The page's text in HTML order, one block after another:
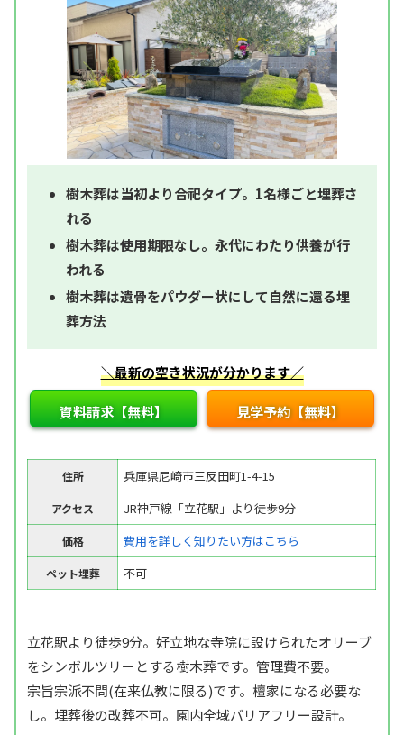
樹木葬は当初より合祀タイプ。1名様ごと埋葬さ
れる
樹木葬は使用期限なし。永代にわたり供養が行
われる
樹木葬は遺骨をパウダー状にして自然に還る埋
葬方法
＼最新の空き状況が分かります／
資料請求【無料】 見学予約【無料】
住所 兵庫県尼崎市三反田町1-4-15
アクセス JR神戸線「立花駅」より徒歩9分
価格 費用を詳しく知りたい方はこちら
ペット埋葬 不可
立花駅より徒歩9分。好立地な寺院に設けられたオリーブ
をシンボルツリーとする樹木葬です。管理費不要。
宗旨宗派不問(在来仏教に限る)です。檀家になる必要な
し。埋葬後の改葬不可。園内全域バリアフリー設計。